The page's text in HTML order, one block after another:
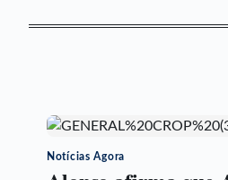
Notícias Agora